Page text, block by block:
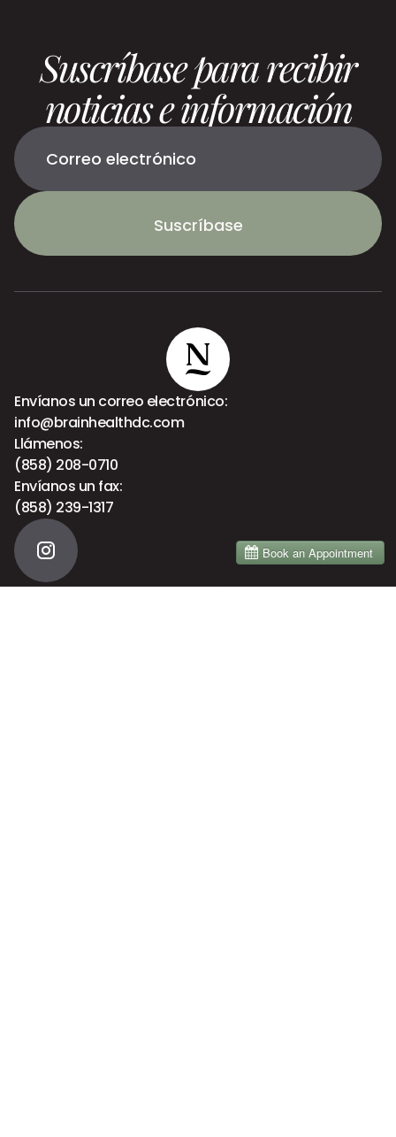
Suscríbase para recibir
noticias e información
Suscríbase
Envíanos un correo electrónico:
info@brainhealthdc.com
Llámenos:
(858) 208-0710
Envíanos un fax:
(858) 239-1317
Menú